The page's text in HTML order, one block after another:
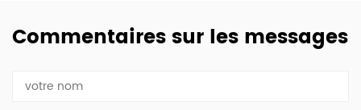
Commentaires sur les messages